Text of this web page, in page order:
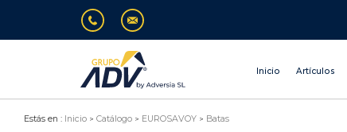
Inicio Artículos
Estás en : Inicio Catálogo EUROSAVOY Batas